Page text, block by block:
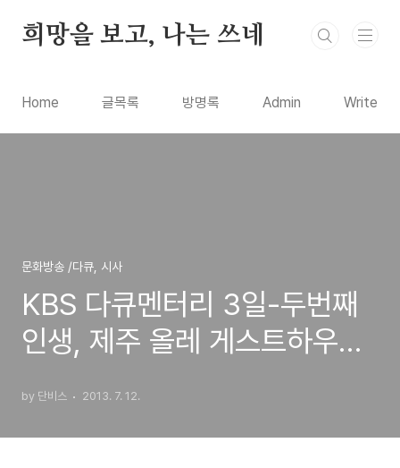
희망을 보고, 나는 쓰네
Home 글목록 방명록 Admin Write
문화방송 /다큐, 시사
KBS 다큐멘터리 3일-두번째
인생, 제주 올레 게스트하우스
들의 이야기)
by 단비스 2013. 7. 12.